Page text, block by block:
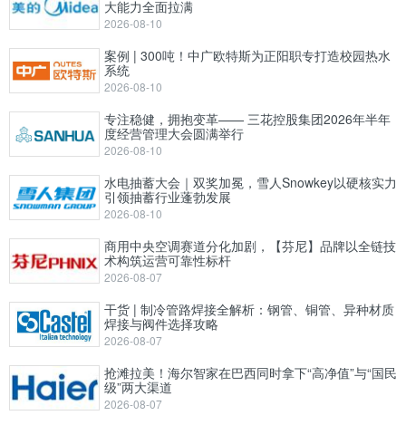
大能力全面拉满
2026-08-10
案例 | 300吨！中广欧特斯为正阳职专打造校园热水
系统
2026-08-10
专注稳健，拥抱变革—— 三花控股集团2026年半年
度经营管理大会圆满举行
2026-08-10
水电抽蓄大会｜双奖加冕，雪人Snowkey以硬核实力
引领抽蓄行业蓬勃发展
2026-08-10
商用中央空调赛道分化加剧，【芬尼】品牌以全链技
术构筑运营可靠性标杆
2026-08-07
干货 | 制冷管路焊接全解析：钢管、铜管、异种材质
焊接与阀件选择攻略
2026-08-07
抢滩拉美！海尔智家在巴西同时拿下“高净值”与“国民
级”两大渠道
2026-08-07